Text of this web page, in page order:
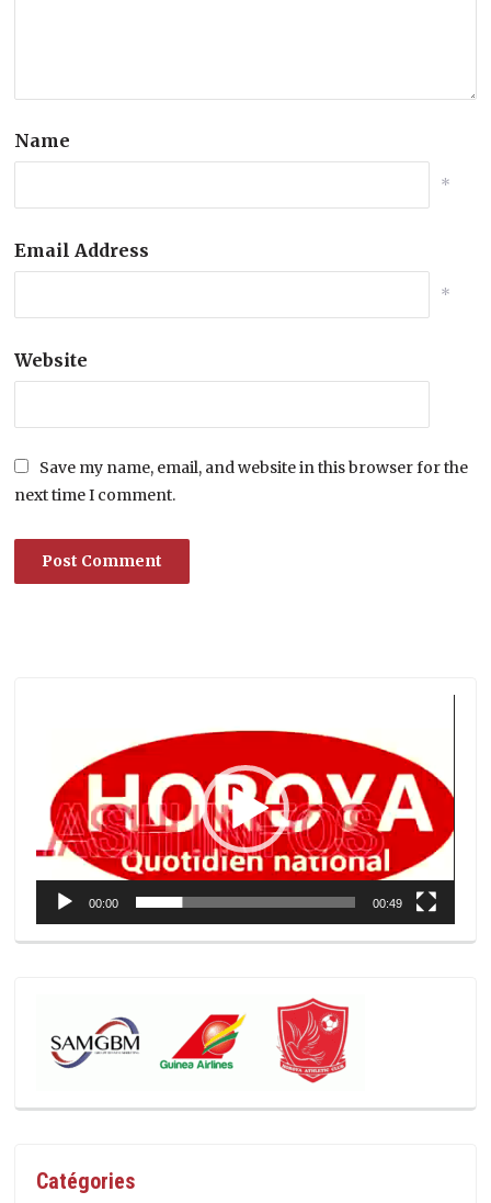
Name
*
Email Address
*
Website
Save my name, email, and website in this browser for the
next time I comment.
00:00 00:49
Catégories